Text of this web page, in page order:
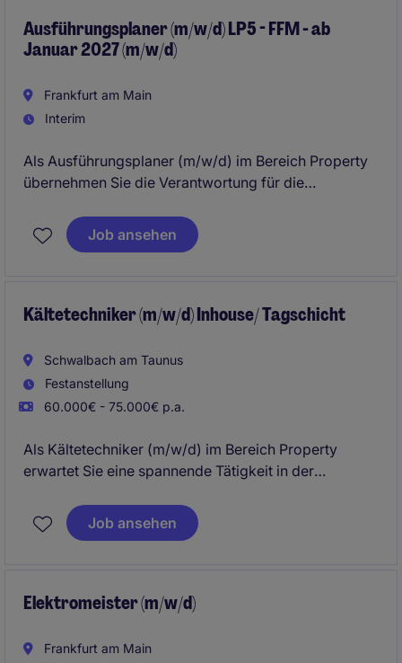
unterstützt die Inbetriebnahme sowie den operativen
Aufbau gemeinschaftlich genutzter Flächen. Die
Ausführungsplaner (m/w/d) LP5 - FFM - ab
Januar 2027 (m/w/d)
Frankfurt am Main
Interim
Als Ausführungsplaner (m/w/d) im Bereich Property
übernehmen Sie die Verantwortung für die
am Main.
Job ansehen
Kältetechniker (m/w/d) Inhouse/ Tagschicht
Schwalbach am Taunus
Festanstellung
60.000€ - 75.000€ p.a.
Als Kältetechniker (m/w/d) im Bereich Property
erwartet Sie eine spannende Tätigkeit in der
Wartung, Reparatur und Optimierung von
Kälteanlagen in Berlin zuständig.
Job ansehen
Elektromeister (m/w/d)
Frankfurt am Main